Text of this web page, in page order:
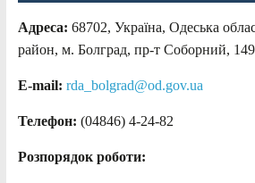
Адреса: 68702, Україна, Одеська
район, м. Болград, пр-т Соборний, 149
E-mail: rda_bolgrad@od.gov.ua
Телефон: (04846) 4-24-82
Розпорядок роботи: